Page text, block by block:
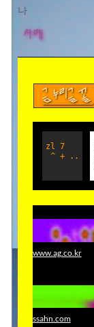
나
차례
금누리글꼴
zl 7
^ + ..
www.ag.co.kr
ssahn.com